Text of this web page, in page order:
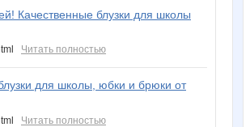
Качественные блузки для школы
Читать полностью
для школы, юбки и брюки от
Читать полностью